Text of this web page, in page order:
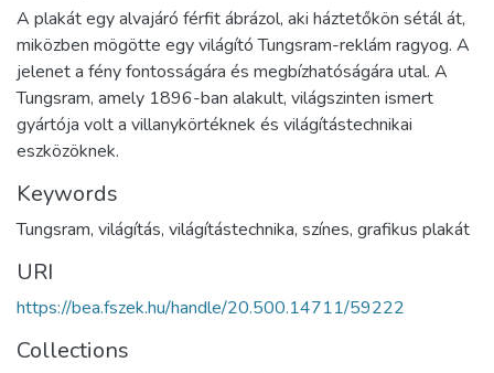
A plakát egy alvajáró férfit ábrázol, aki háztetőkön sétál át,
miközben mögötte egy világító Tungsram-reklám ragyog. A
jelenet a fény fontosságára és megbízhatóságára utal. A
Tungsram, amely 1896-ban alakult, világszinten ismert
gyártója volt a villanykörtéknek és világítástechnikai
eszközöknek.
Keywords
Tungsram, világítás, világítástechnika, színes, grafikus plakát
URI
https://bea.fszek.hu/handle/20.500.14711/59222
Collections